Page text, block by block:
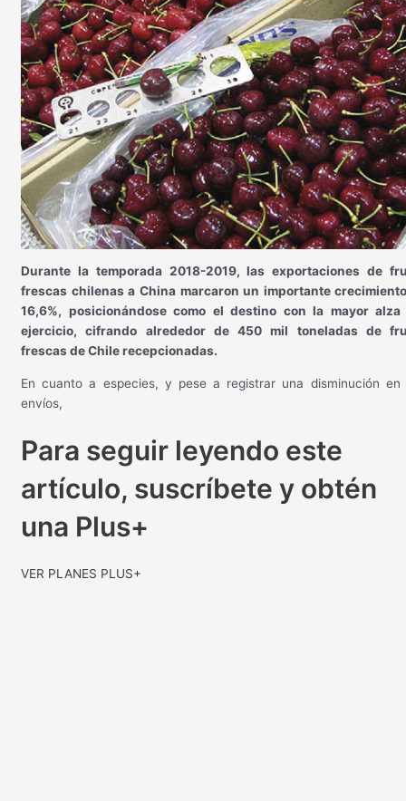
Durante la temporada 2018-2019, las exportaciones de
frescas chilenas a China marcaron un importante
16,6%, posicionándose como el destino con la mayor alza
ejercicio, cifrando alrededor de 450 mil toneladas de
frescas de Chile recepcionadas.
En cuanto a especies, y pese a registrar una disminución en
envíos,
Para seguir leyendo este
artículo, suscríbete y obtén
una Plus+
VER PLANES PLUS+